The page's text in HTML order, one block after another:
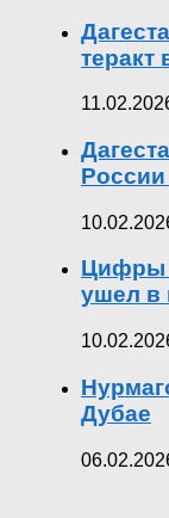
Цифры
ушел в
Дубае